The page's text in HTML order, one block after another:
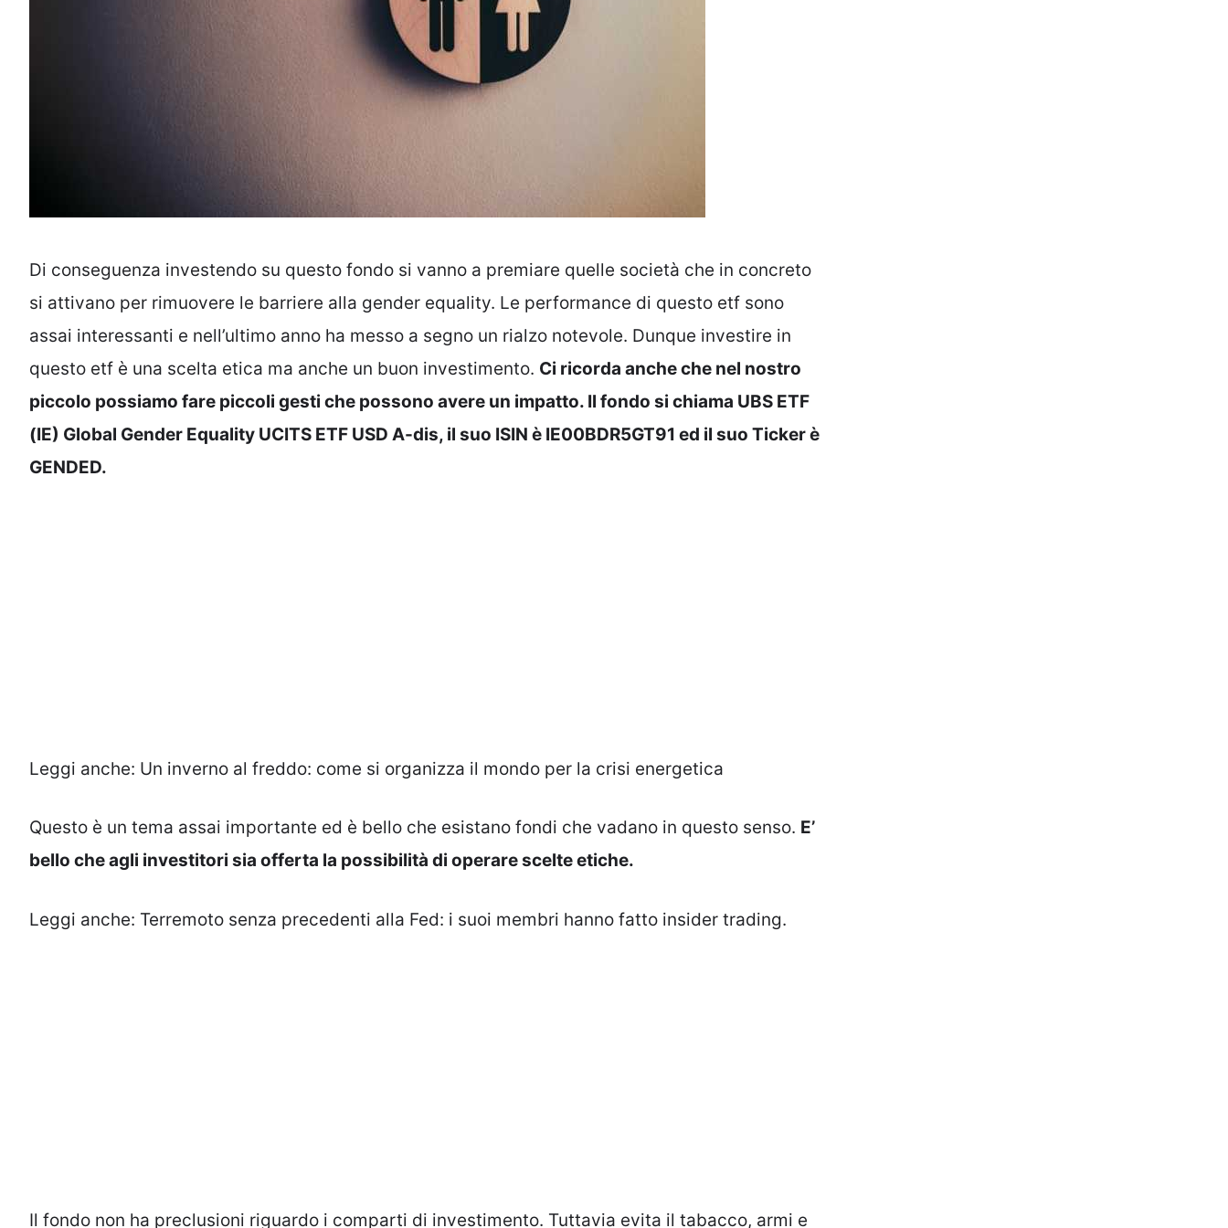
Di conseguenza investendo su questo fondo si vanno a premiare quelle società che in concreto
si attivano per rimuovere le barriere alla gender equality. Le performance di questo etf sono
assai interessanti e nell’ultimo anno ha messo a segno un rialzo notevole. Dunque investire in
questo etf è una scelta etica ma anche un buon investimento. Ci ricorda anche che nel nostro
piccolo possiamo fare piccoli gesti che possono avere un impatto. Il fondo si chiama UBS ETF
(IE) Global Gender Equality UCITS ETF USD A-dis, il suo ISIN è IE00BDR5GT91 ed il suo Ticker è
GENDED.
Leggi anche: Un inverno al freddo: come si organizza il mondo per la crisi energetica
Questo è un tema assai importante ed è bello che esistano fondi che vadano in questo senso. E’
bello che agli investitori sia offerta la possibilità di operare scelte etiche.
Leggi anche: Terremoto senza precedenti alla Fed: i suoi membri hanno fatto insider trading.
Il fondo non ha preclusioni riguardo i comparti di investimento. Tuttavia evita il tabacco, armi e